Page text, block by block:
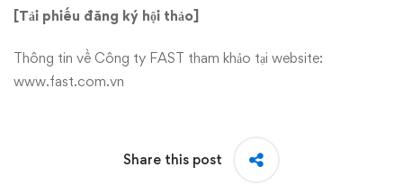
[Tải phiếu đăng ký hội thảo]
Thông tin về Công ty FAST tham khảo tại website:
www.fast.com.vn
Share this post